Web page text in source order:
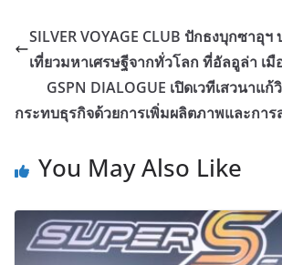
SILVER VOYAGE CLUB ปักธงบุกซาอุ
เที่ยวมหาเศรษฐีจากทั่วโลก ที่อัลอูล่า เ
GSPN DIALOGUE เปิดเวทีเสวนาแ
กระทบธุรกิจด้วยการเพิ่มผลิตภาพและการ
You May Also Like